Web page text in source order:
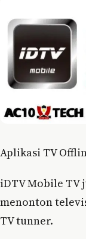
Aplikasi TV
iDTV Mobile TV
menonton
TV tunner.